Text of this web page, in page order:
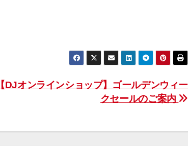
【DJオンラインショップ】ゴールデンウィー
クセールのご案内